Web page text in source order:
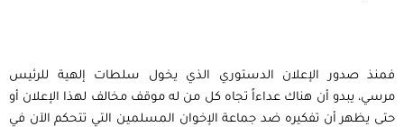
فمنذ صدور الإعلان الدستوري الذي يخول سلطات إلهية للرئيس
مرسي، يبدو أن هناك عداءاً تجاه كل من له موقف مخالف لهذا الإعلان أو
حتى يظهر أن تفكيره ضد جماعة الإخوان المسلمين التي تتحكم الآن في